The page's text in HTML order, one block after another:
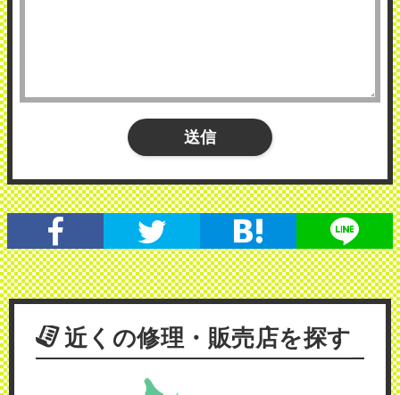
近くの修理・販売店を探す